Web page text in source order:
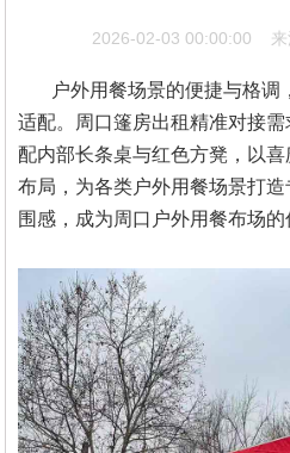
2026-02-03 00:00:00
户外用餐场景的便捷与格调
适配。周口篷房出租精准对接
配内部长条桌与红色方凳，以
布局，为各类户外用餐场景打
围感，成为周口户外用餐布场的